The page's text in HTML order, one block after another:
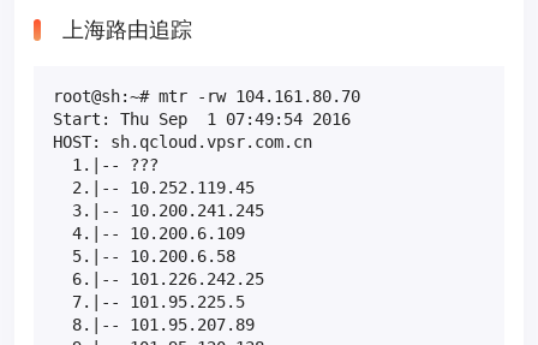
上海路由追踪
root@sh:~# mtr -rw 104.161.80.70
Start: Thu Sep  1 07:49:54 2016
HOST: sh.qcloud.vpsr.com.cn
1.|-- ???
2.|-- 10.252.119.45
3.|-- 10.200.241.245
4.|-- 10.200.6.109
5.|-- 10.200.6.58
6.|-- 101.226.242.25
7.|-- 101.95.225.5
8.|-- 101.95.207.89